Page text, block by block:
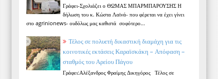
Γράφει-Σχολιάζει ο ΘΩΜΑΣ ΜΠΑΡΜΠΑΡΟΥΣΗΣ Η
δήλωση του κ. Κώστα Λαϊνά- που φέρεται να έχει γίνει
στο agrinionews- ουδόλως μας καθιστά σοφότερο...
Τέλος σε πολυετή δικαστική διαμάχη για τις
κοινοτικές εκτάσεις Καραϊσκάκη – Απόφαση –
σταθμός του Αρείου Πάγου
Γράφει:Αλέξανδρος Φραίμης Δικηγόρος Τέλος σε